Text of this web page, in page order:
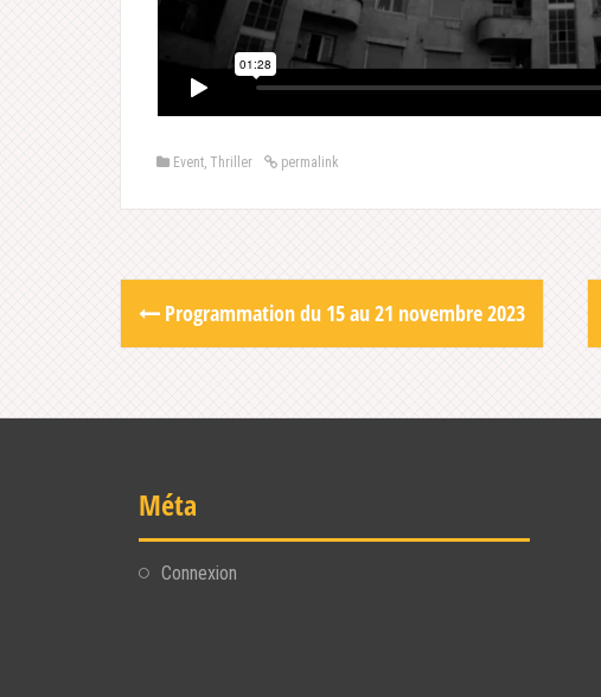
Event, Thriller permalink
Post
navigation
Programmation du 15 au 21 novembre 2023
Méta
Connexion